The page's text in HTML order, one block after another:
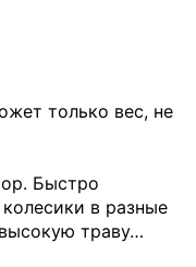
только вес, не
Быстро
в разные
траву…